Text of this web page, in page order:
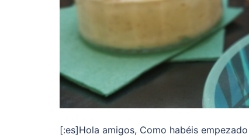
[:es]Hola amigos, Como habéis